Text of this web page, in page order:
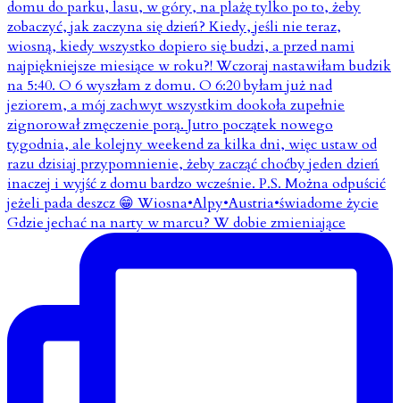
Gdzie jechać na narty w marcu? W dobie zmieniające